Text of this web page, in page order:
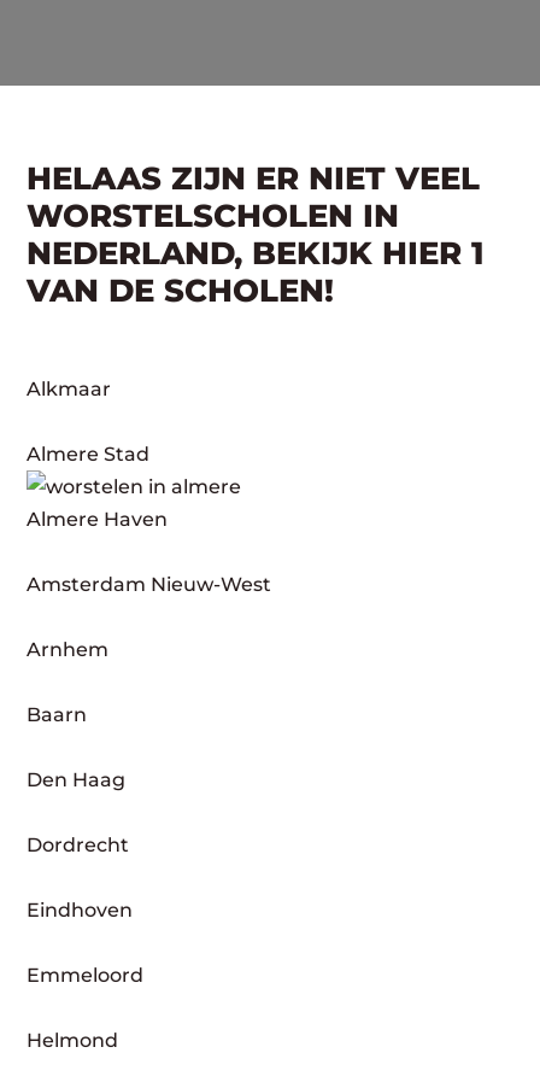
HELAAS ZIJN ER NIET VEEL
WORSTELSCHOLEN IN
NEDERLAND, BEKIJK HIER 1
VAN DE SCHOLEN!
Alkmaar
Almere Stad
Almere Haven
Amsterdam Nieuw-West
Arnhem
Baarn
Den Haag
Dordrecht
Eindhoven
Emmeloord
Helmond